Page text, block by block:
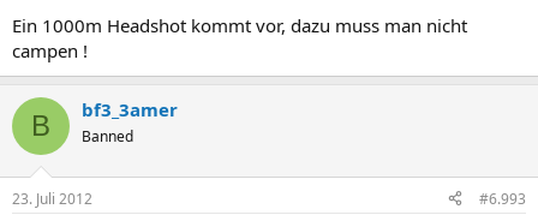
Ein 1000m Headshot kommt vor, dazu muss man nicht
campen !
B bf3_3amer
Banned
23. Juli 2012 #6.993